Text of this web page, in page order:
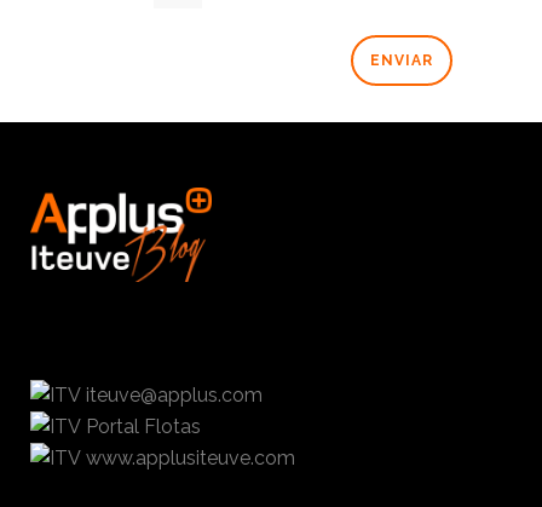
iteuve@applus.com
Portal Flotas
www.applusiteuve.com